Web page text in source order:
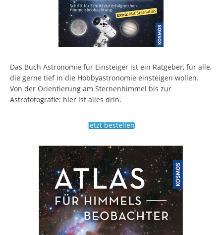
Das Buch Astronomie für Einsteiger ist ein Ratgeber, für alle,
die gerne tief in die Hobbyastronomie einsteigen wollen.
Von der Orientierung am Sternenhimmel bis zur
Astrofotografie: hier ist alles drin.
Jetzt bestellen